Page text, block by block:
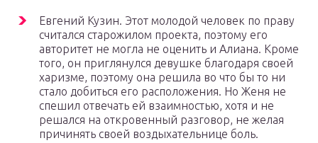
Евгений Кузин. Этот молодой человек по праву
считался старожилом проекта, поэтому его
авторитет не могла не оценить и Алиана. Кроме
того, он приглянулся девушке благодаря своей
харизме, поэтому она решила во что бы то ни
стало добиться его расположения. Но Женя не
спешил отвечать ей взаимностью, хотя и не
решался на откровенный разговор, не желая
причинять своей воздыхательнице боль.